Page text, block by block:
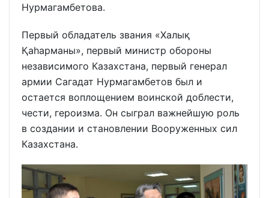
Нурмагамбетова.
Первый обладатель звания «Халық
Қаһарманы», первый министр обороны
независимого Казахстана, первый генерал
армии Сагадат Нурмагамбетов был и
остается воплощением воинской доблести,
чести, героизма. Он сыграл важнейшую роль
в создании и становлении Вооруженных сил
Казахстана.